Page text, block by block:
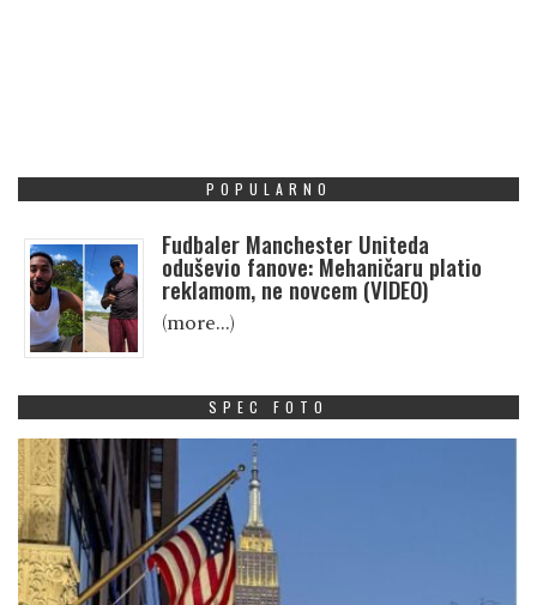
POPULARNO
Fudbaler Manchester Uniteda
oduševio fanove: Mehaničaru platio
reklamom, ne novcem (VIDEO)
(more…)
SPEC FOTO